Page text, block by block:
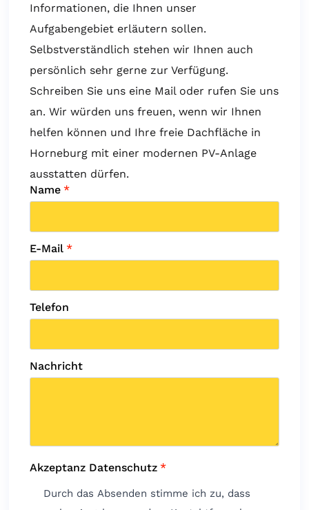
Informationen, die Ihnen unser
Aufgabengebiet erläutern sollen.
Selbstverständlich stehen wir Ihnen auch
persönlich sehr gerne zur Verfügung.
Schreiben Sie uns eine Mail oder rufen Sie uns
an. Wir würden uns freuen, wenn wir Ihnen
helfen können und Ihre freie Dachfläche in
Horneburg mit einer modernen PV-Anlage
ausstatten dürfen.
Name *
E-Mail *
Telefon
Nachricht
Akzeptanz Datenschutz *
Durch das Absenden stimme ich zu, dass